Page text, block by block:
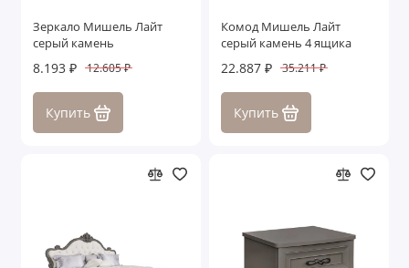
Зеркало Мишель Лайт
серый камень
8.193 ₽ 12.605 ₽
Купить
Комод Мишель Лайт
серый камень 4 ящика
22.887 ₽ 35.211 ₽
Купить